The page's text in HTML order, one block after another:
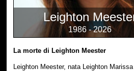
Leighton
1986 - 2026
La morte di Leighton Meester
Leighton Meester, nata Leighton